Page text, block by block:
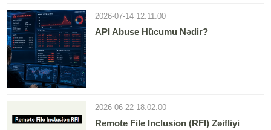
2026-07-14 12:11:00
API Abuse Hücumu Nədir?
2026-06-22 18:02:00
Remote File Inclusion (RFI) Zəifliyi